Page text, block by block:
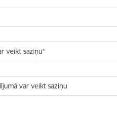
veikt saziņu
var veikt saziņu